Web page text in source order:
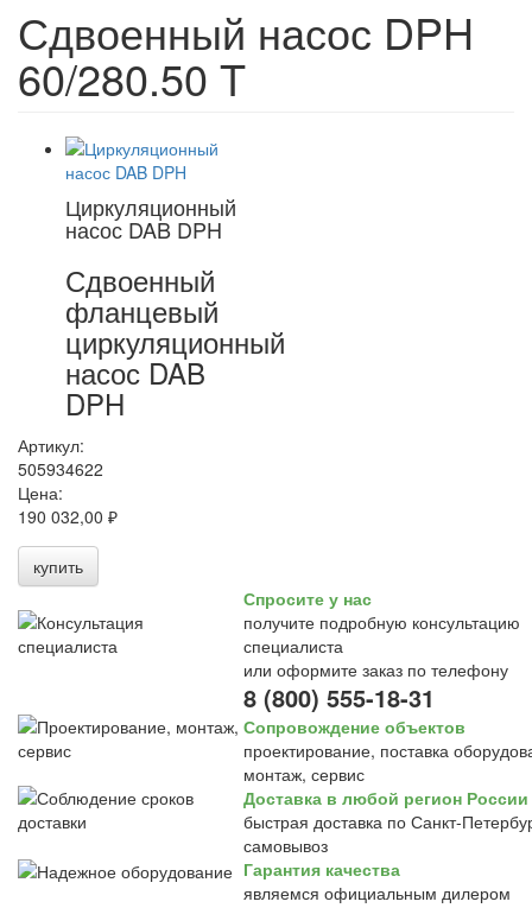
Сдвоенный насос DPH
60/280.50 T
Циркуляционный
насос DAB DPH
Сдвоенный
фланцевый
циркуляционный
насос DAB
DPH
Артикул:
505934622
Цена:
190 032,00 ₽
купить
Спросите у нас
получите подробную консультацию
специалиста
или оформите заказ по телефону
8 (800) 555-18-31
Сопровождение объектов
проектирование, поставка
монтаж, сервис
Доставка в любой регион России
быстрая доставка по Санкт-
самовывоз
Гарантия качества
являемся официальным дилером